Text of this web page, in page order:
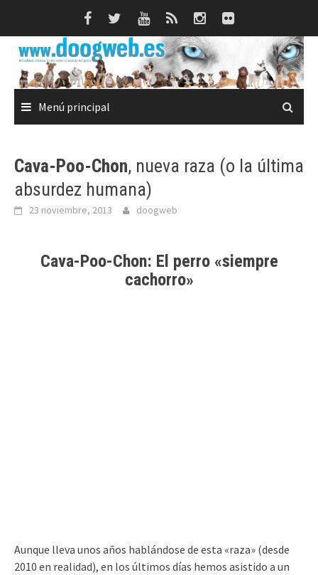
Menú principal
Cava-Poo-Chon, nueva raza (o la última
absurdez humana)
23 noviembre, 2013 doogweb
Cava-Poo-Chon: El perro «siempre
cachorro»
Aunque lleva unos años hablándose de esta «raza» (desde
2010 en realidad), en los últimos días hemos asistido a un